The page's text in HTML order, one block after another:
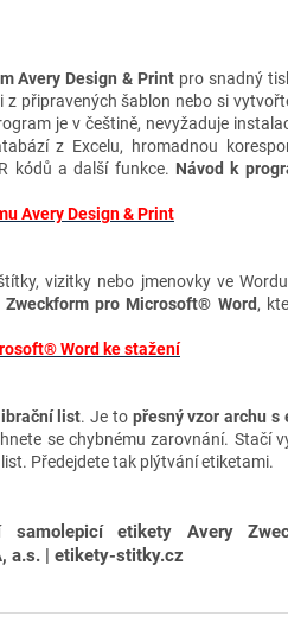
Avery Design & Print pro snadný
z připravených šablon nebo si
je v češtině, nevyžaduje
z Excelu, hromadnou
kódů a další funkce. Návod k
Avery Design & Print
vizitky nebo jmenovky ve
Zweckform pro Microsoft® Word,
Word ke stažení
list. Je to přesný vzor archu s
se chybnému zarovnání. Stačí
Předejdete tak plýtvání etiketami.
samolepicí etikety Avery
a.s. | etikety-stitky.cz